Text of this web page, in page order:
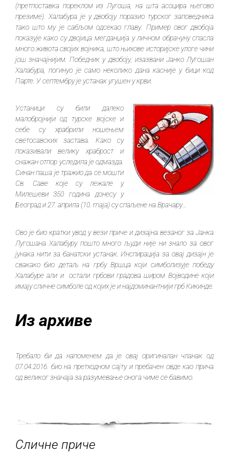
(претпоставка пореклом из Лугоша, на шта асоцира његово
презиме). Халабура је у двобоју поразио турског заповедника
тако што му је сабљом одсекао главу. Пример овог двобоја
показује како су двојица мегданџија у личном обрачуну спасла
много живота својих војника, што њихове историјске улоге чини
још значајнијим. Победник у двобоју, изазвани Јанко Лугошан
Халабура, погинуо је само неколико дана касније у бици код
Парте. У септембру је устанак угушен у крви.
Устаници су били далеко
малобројнији од турске војске и
себе су храбрили ношењем
светосавских застава. Како су
показивали велику храброст и
снажан отпор уследила је одмазда.
Синан паша је тражио да се мошти
Св. Саве које су лежале у
Милешеви 350 година донесу у
Београд и 27. априла (10. maja) су спаљене на Врачару…
Ово је био кратки увод у вези приче и дизајна везаног за Јанка
Лугошана Халабуру пошто много људи није ни знало за овог
јунака нити за банатски устанак. Инспирација за овај дизајн је
свакако био детаљ на грбу Вршца који симболизује победу
Халабуре али и остали грбови градова широм Војводине који
имају сличне симболе од којих је и најдоминантнији грб Кикинде.
Из архиве
Требало би да напоменем да је овај оригиналан чланак од
07.04.2016. био на претходном сајту и пребачен овде као прича
од великог значаја за разумевање онога чиме се бавимо.
Сличне приче